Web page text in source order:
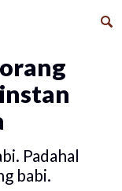
Padahal
babi.